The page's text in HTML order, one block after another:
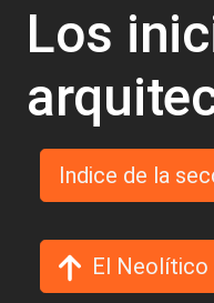
Los
Indice de la
El Neolítico